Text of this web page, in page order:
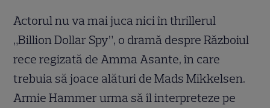
Actorul nu va mai juca nici în thrillerul
„Billion Dollar Spy”, o dramă despre Războiul
rece regizată de Amma Asante, în care
trebuia să joace alături de Mads Mikkelsen.
Armie Hammer urma să îl interpreteze pe